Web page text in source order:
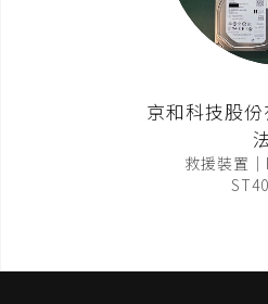
京和科技股
救援裝置